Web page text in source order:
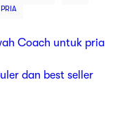
Coach untuk pria
dan best seller